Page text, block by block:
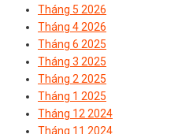
Tháng 5 2026
Tháng 4 2026
Tháng 6 2025
Tháng 3 2025
Tháng 2 2025
Tháng 1 2025
Tháng 12 2024
Tháng 11 2024